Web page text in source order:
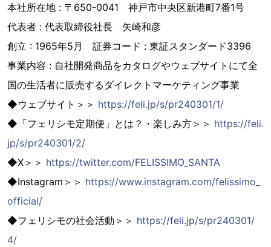
本社所在地 : 〒650-0041 神戸市中央区新港町7番1号
代表者 : 代表取締役社長 矢崎和彦
創立 : 1965年5月 証券コード : 東証スタンダード3396
事業内容 : 自社開発商品をカタログやウェブサイトにて全
国の生活者に販売するダイレクトマーケティング事業
◆ウェブサイト＞＞ https://feli.jp/s/pr240301/1/
◆「フェリシモ定期便」とは？・楽しみ方＞＞ https://feli.
jp/s/pr240301/2/
◆X＞＞ https://twitter.com/FELISSIMO_SANTA
◆Instagram＞＞ https://www.instagram.com/felissimo_
official/
◆フェリシモの社会活動＞＞ https://feli.jp/s/pr240301/
4/